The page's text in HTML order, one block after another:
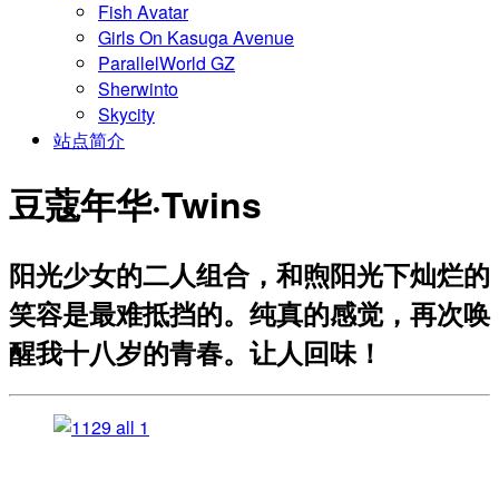
Fish Avatar
Girls On Kasuga Avenue
ParallelWorld GZ
Sherwinto
Skycity
站点简介
豆蔻年华·Twins
阳光少女的二人组合，和煦阳光下灿烂的
笑容是最难抵挡的。纯真的感觉，再次唤
醒我十八岁的青春。让人回味！